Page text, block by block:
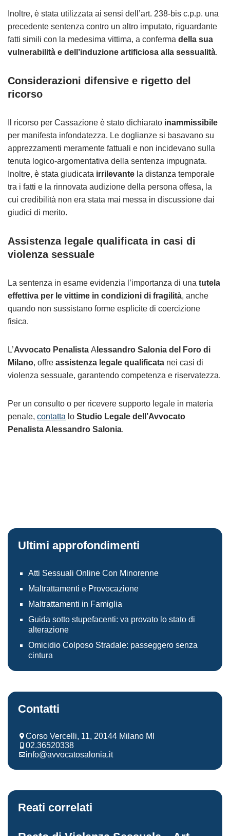
Inoltre, è stata utilizzata ai sensi dell’art. 238-bis c.p.p. una
precedente sentenza contro un altro imputato, riguardante
fatti simili con la medesima vittima, a conferma della sua
vulnerabilità e dell’induzione artificiosa alla sessualità.
Considerazioni difensive e rigetto del
ricorso
Il ricorso per Cassazione è stato dichiarato inammissibile
per manifesta infondatezza. Le doglianze si basavano su
apprezzamenti meramente fattuali e non incidevano sulla
tenuta logico-argomentativa della sentenza impugnata.
Inoltre, è stata giudicata irrilevante la distanza temporale
tra i fatti e la rinnovata audizione della persona offesa, la
cui credibilità non era stata mai messa in discussione dai
giudici di merito.
Assistenza legale qualificata in casi di
violenza sessuale
La sentenza in esame evidenzia l’importanza di una tutela
effettiva per le vittime in condizioni di fragilità, anche
quando non sussistano forme esplicite di coercizione
fisica.
L’Avvocato Penalista A lessandro Salonia del Foro di
Milano, offre assistenza legale qualificata nei casi di
violenza sessuale, garantendo competenza e riservatezza.
Per un consulto o per ricevere supporto legale in materia
penale, contatta lo Studio Legale dell’Avvocato
Penalista Alessandro Salonia.
Ultimi approfondimenti
Atti Sessuali Online Con Minorenne
Maltrattamenti e Provocazione
Maltrattamenti in Famiglia
Guida sotto stupefacenti: va provato lo stato di
alterazione
Omicidio Colposo Stradale: passeggero senza
cintura
Contatti
Corso Vercelli, 11, 20144 Milano MI
02.36520338
info@avvocatosalonia.it
Reati correlati